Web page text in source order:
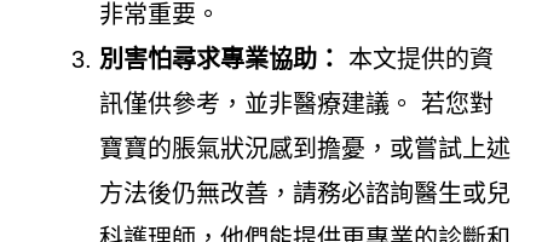
非常重要。
別害怕尋求專業協助：
本文提供的資
訊僅供參考，並非醫療建議。 若您對
寶寶的脹氣狀況感到擔憂，或嘗試上述
方法後仍無改善，請務必諮詢醫生或兒